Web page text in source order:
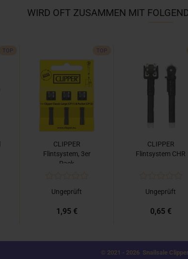
WIRD OFT ZUSAMMEN MIT
TOP TOP
CLIPPER
Flintsystem, 3er
Pack
Ungeprüft
1,95 €
CLIPPER
Flintsystem CHR
Ungeprüft
0,65 €
© 2021 - 2026 Snailsale